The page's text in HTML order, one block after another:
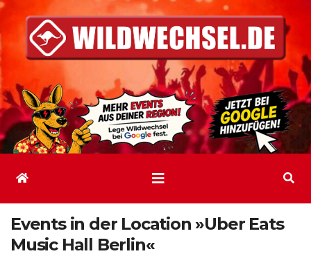
Inhalt
springen
Events in der Location »Uber Eats
Music Hall Berlin«